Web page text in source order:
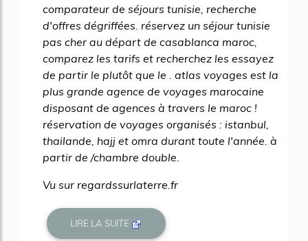
comparateur de séjours tunisie, recherche
d'offres dégriffées. réservez un séjour tunisie
pas cher au départ de casablanca maroc,
comparez les tarifs et recherchez les essayez
de partir le plutôt que le . atlas voyages est la
plus grande agence de voyages marocaine
disposant de agences à travers le maroc !
réservation de voyages organisés : istanbul,
thailande, hajj et omra durant toute l'année. à
partir de /chambre double.
Vu sur regardssurlaterre.fr
LIRE LA SUITE